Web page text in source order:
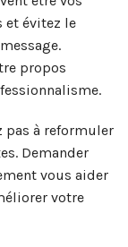
et évitez le
propos
pas à reformuler
Demander
vous aider
votre